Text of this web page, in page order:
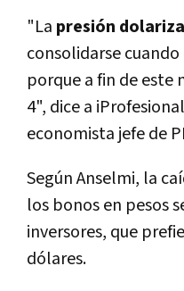
"La presión
consolidarse
porque a fin de este
4", dice a
economista jefe de
Según Anselmi, la
los bonos en pesos
inversores, que
dólares.